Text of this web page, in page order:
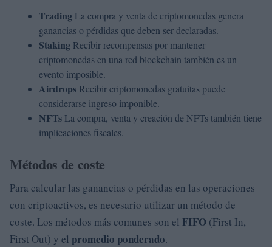
Trading La compra y venta de criptomonedas genera
ganancias o pérdidas que deben ser declaradas.
Staking Recibir recompensas por mantener
criptomonedas en una red blockchain también es un
evento imposible.
Airdrops Recibir criptomonedas gratuitas puede
considerarse ingreso imponible.
NFTs La compra, venta y creación de NFTs también tiene
implicaciones fiscales.
Métodos de coste
Para calcular las ganancias o pérdidas en las operaciones
con criptoactivos, es necesario utilizar un método de
coste. Los métodos más comunes son el FIFO (First In,
First Out) y el promedio ponderado.